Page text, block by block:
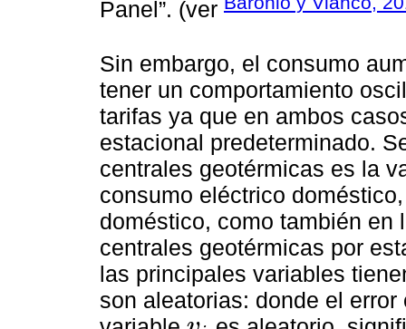
Panel”. (ver
Sin embargo, el consumo
tener un comportamiento
tarifas ya que en ambos
estacional predeterminado.
centrales geotérmicas es la
consumo eléctrico
doméstico, como también en
centrales geotérmicas por
las principales variables
son aleatorias: donde el